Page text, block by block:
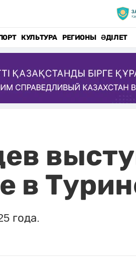
КУЛЬТУРА РЕГИОНЫ ӘДІЛЕТ
в
года.